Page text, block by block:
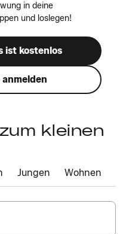
in deine
und loslegen!
ist kostenlos
kleinen
Jungen Wohnen